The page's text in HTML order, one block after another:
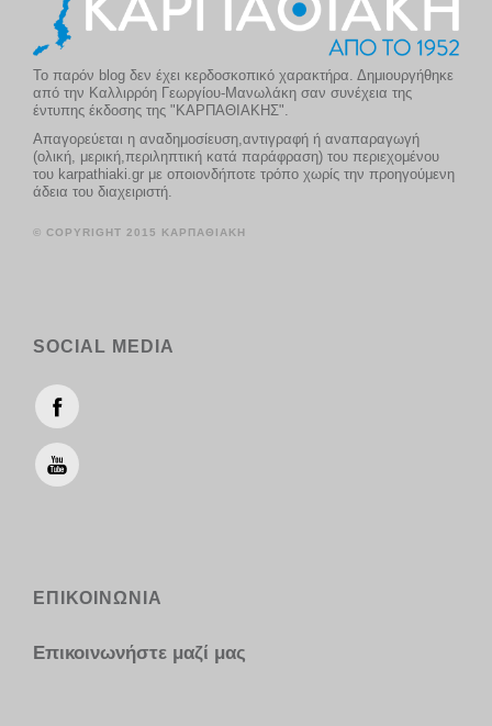
Το παρόν blog δεν έχει κερδοσκοπικό χαρακτήρα. Δημιουργήθηκε
από την Καλλιρρόη Γεωργίου-Μανωλάκη σαν συνέχεια της
έντυπης έκδοσης της "ΚΑΡΠΑΘΙΑΚΗΣ".
Απαγορεύεται η αναδημοσίευση,αντιγραφή ή αναπαραγωγή
(ολική, μερική,περιληπτική κατά παράφραση) του περιεχομένου
του karpathiaki.gr με οποιονδήποτε τρόπο χωρίς την προηγούμενη
άδεια του διαχειριστή.
© COPYRIGHT 2015 ΚΑΡΠΑΘΙΑΚΗ
SOCIAL MEDIA
ΕΠΙΚΟΙΝΩΝΙΑ
Επικοινωνήστε μαζί μας